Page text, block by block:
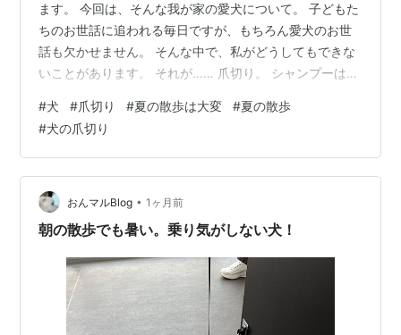
ます。 今回は、そんな我が家の愛犬について。 子どもた
ちのお世話に追われる毎日ですが、もちろん愛犬のお世
話も欠かせません。 そんな中で、私がどうしてもできな
いことがあります。 それが…… 爪切り。 シャンプーは家
の柴犬は、爪切りがかなり苦手です。 切ろうとすると、
ものすごく嫌がる。 そして、黒柴なので爪も黒い。 黒い
爪は血管が見えにくくて、 「どこまで切って大丈夫な
の……？」 と、こちらも怖くなります。 無理にやってケ
ガをさせてしまうのも嫌なので、 我が家ではもう、 爪切
りは動物病院に…
#犬 #爪切り #夏の散歩は大変 #夏の散歩
#犬の爪切り
おんマルBlog • 1ヶ月前
朝の散歩でも暑い。乗り気がしない犬！